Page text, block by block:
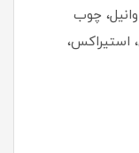
وانیل، چوب
استیراکس،